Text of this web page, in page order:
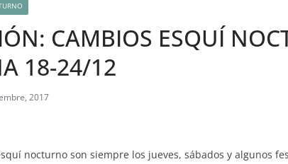
CAMBIOS ESQUÍ
18-24/12
2017
nocturno son siempre los jueves, sábados y algunos